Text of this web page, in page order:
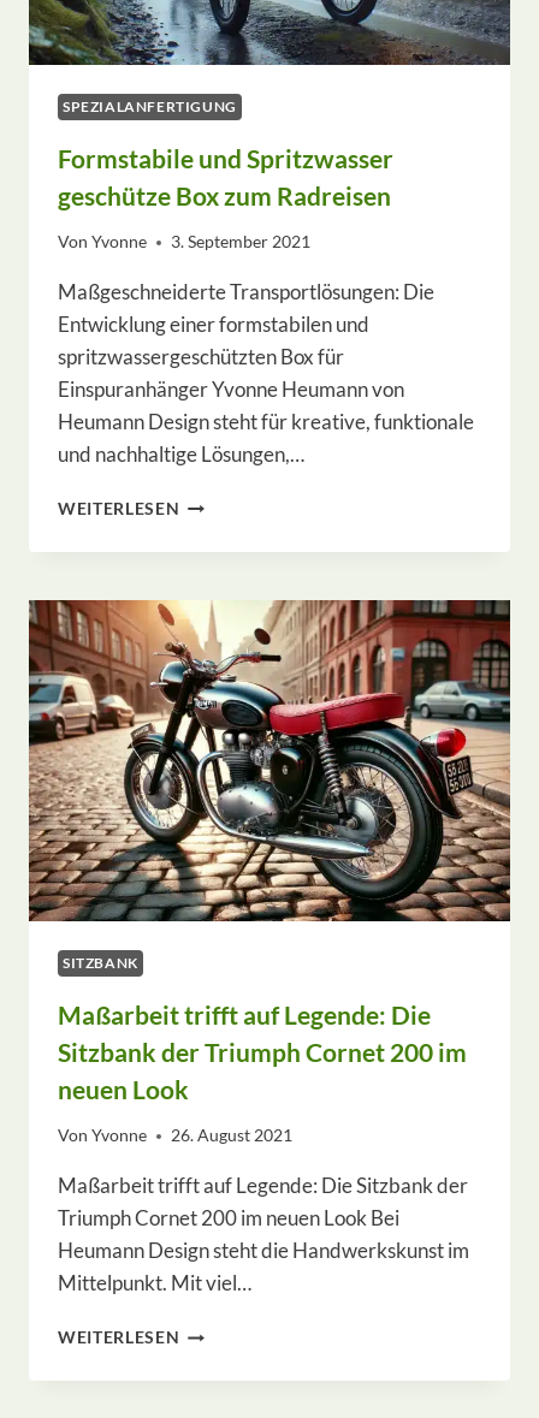
SPEZIALANFERTIGUNG
Formstabile und Spritzwasser
geschütze Box zum Radreisen
Von Yvonne 3. September 2021
Maßgeschneiderte Transportlösungen: Die
Entwicklung einer formstabilen und
spritzwassergeschützten Box für
Einspuranhänger Yvonne Heumann von
Heumann Design steht für kreative, funktionale
und nachhaltige Lösungen,…
WEITERLESEN FORMSTABILE
SPRITZWASSER
BOX
ZUM
RADREISEN
SITZBANK
Maßarbeit trifft auf Legende: Die
Sitzbank der Triumph Cornet 200 im
neuen Look
Von Yvonne 26. August 2021
Maßarbeit trifft auf Legende: Die Sitzbank der
Triumph Cornet 200 im neuen Look Bei
Heumann Design steht die Handwerkskunst im
Mittelpunkt. Mit viel…
WEITERLESEN MASSARBEIT T
UF L